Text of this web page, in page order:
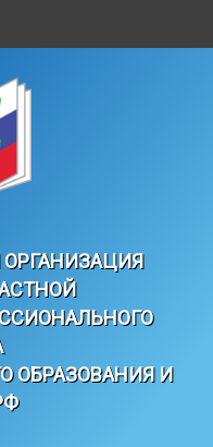
ОРГАНИЗАЦИЯ
ОБРАЗОВАНИЯ И